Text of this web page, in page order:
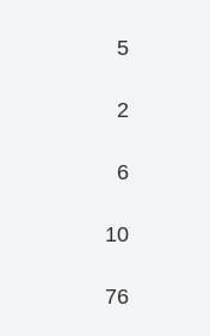
5
2
6
10
76